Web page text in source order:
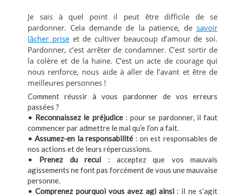
Je sais à quel point il peut être difficile de se
pardonner. Cela demande de la patience, de savoir
lâcher priseet de cultiver beaucoup d’amour de soi.
Pardonner, c’est arrêter de condamner. C’est sortir de
la colère et de la haine. C’est un acte de courage qui
nous renforce, nous aide à aller de l’avant et être de
meilleures personnes !
Comment réussir à vous pardonner de vos erreurs
passées ?
• Reconnaissez le préjudice : pour se pardonner, il faut
commencer par admettre le mal qu’e l’on a fait.
•Assumez-en la responsabilité : on est responsables de
nos actions et de leurs répercussions.
• Prenez du recul : acceptez que vos mauvais
agissements ne font pas forcément de vous une mauvaise
personne.
•Comprenez pourquoi vous avez agi ainsi: il ne s’agit